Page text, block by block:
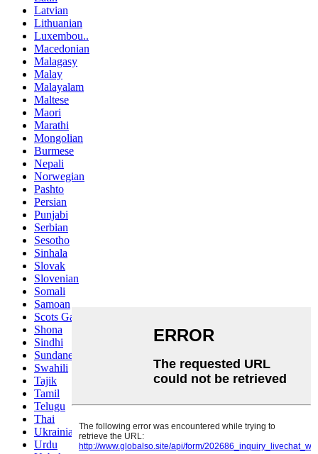
Latvian
Lithuanian
Luxembou..
Macedonian
Malagasy
Malay
Malayalam
Maltese
Maori
Marathi
Mongolian
Burmese
Nepali
Norwegian
Pashto
Persian
Punjabi
Serbian
Sesotho
Sinhala
Slovak
Slovenian
Somali
Samoan
Scots Gaelic
Shona
Sindhi
Sundanese
Swahili
Tajik
Tamil
Telugu
Thai
Ukrainian
Urdu